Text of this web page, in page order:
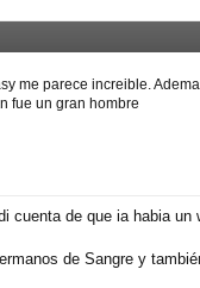
me parece increible.
fue un gran hombre
de que ia habia un
de Sangre y